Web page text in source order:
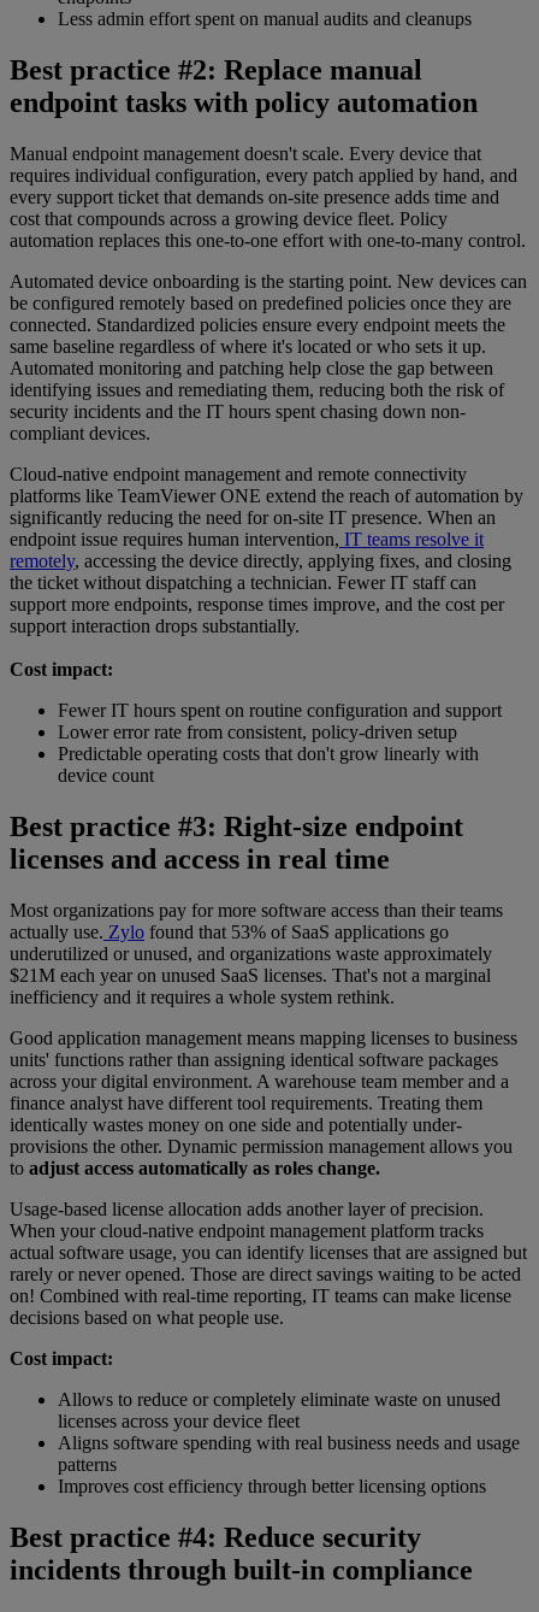
Less admin effort spent on manual audits and cleanups
Best practice #2: Replace manual
endpoint tasks with policy automation
Manual endpoint management doesn't scale. Every device that
requires individual configuration, every patch applied by hand, and
every support ticket that demands on-site presence adds time and
cost that compounds across a growing device fleet. Policy
automation replaces this one-to-one effort with one-to-many control.
Automated device onboarding is the starting point. New devices can
be configured remotely based on predefined policies once they are
connected. Standardized policies ensure every endpoint meets the
same baseline regardless of where it's located or who sets it up.
Automated monitoring and patching help close the gap between
identifying issues and remediating them, reducing both the risk of
security incidents and the IT hours spent chasing down non-
compliant devices.
Cloud-native endpoint management and remote connectivity
platforms like TeamViewer ONE extend the reach of automation by
significantly reducing the need for on-site IT presence. When an
endpoint issue requires human intervention, IT teams resolve it
remotely, accessing the device directly, applying fixes, and closing
the ticket without dispatching a technician. Fewer IT staff can
support more endpoints, response times improve, and the cost per
support interaction drops substantially.
Cost impact:
Fewer IT hours spent on routine configuration and support
Lower error rate from consistent, policy-driven setup
Predictable operating costs that don't grow linearly with
device count
Best practice #3: Right-size endpoint
licenses and access in real time
Most organizations pay for more software access than their teams
actually use. Zylo found that 53% of SaaS applications go
underutilized or unused, and organizations waste approximately
$21M each year on unused SaaS licenses. That's not a marginal
inefficiency and it requires a whole system rethink.
Good application management means mapping licenses to business
units' functions rather than assigning identical software packages
across your digital environment. A warehouse team member and a
finance analyst have different tool requirements. Treating them
identically wastes money on one side and potentially under-
provisions the other. Dynamic permission management allows you
to adjust access automatically as roles change.
Usage-based license allocation adds another layer of precision.
When your cloud-native endpoint management platform tracks
actual software usage, you can identify licenses that are assigned but
rarely or never opened. Those are direct savings waiting to be acted
on! Combined with real-time reporting, IT teams can make license
decisions based on what people use.
Cost impact:
Allows to reduce or completely eliminate waste on unused
licenses across your device fleet
Aligns software spending with real business needs and usage
patterns
Improves cost efficiency through better licensing options
Best practice #4: Reduce security
incidents through built-in compliance